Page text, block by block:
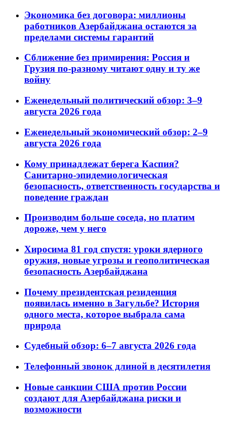
Экономика без договора: миллионы
работников Азербайджана остаются за
пределами системы гарантий
Сближение без примирения: Россия и
Грузия по-разному читают одну и ту же
войну
Еженедельный политический обзор: 3–9
августа 2026 года
Еженедельный экономический обзор: 2–9
августа 2026 года
Кому принадлежат берега Каспия?
Санитарно-эпидемиологическая
безопасность, ответственность государства и
поведение граждан
Производим больше соседа, но платим
дороже, чем у него
Хиросима 81 год спустя: уроки ядерного
оружия, новые угрозы и геополитическая
безопасность Азербайджана
Почему президентская резиденция
появилась именно в Загульбе? История
одного места, которое выбрала сама
природа
Судебный обзор: 6–7 августа 2026 года
Телефонный звонок длиной в десятилетия
Новые санкции США против России
создают для Азербайджана риски и
возможности